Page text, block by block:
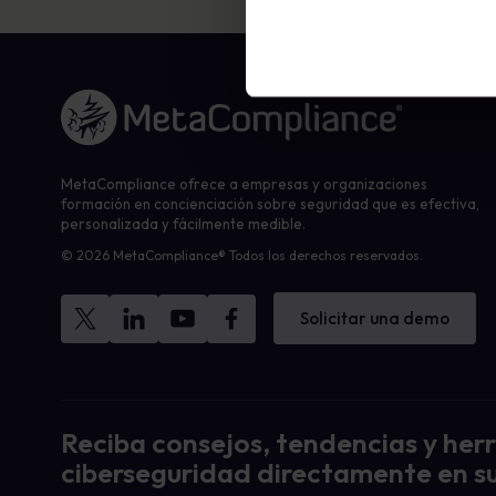
Enlace a la página de inicio
MetaCompliance ofrece a empresas y organizaciones
formación en concienciación sobre seguridad que es efectiva,
personalizada y fácilmente medible.
© 2026 MetaCompliance® Todos los derechos reservados.
Solicitar una demo
Reciba consejos, tendencias y
ciberseguridad directamente en